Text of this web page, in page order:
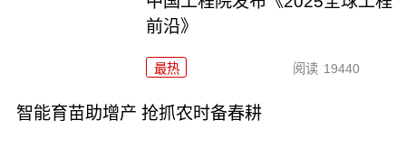
前沿》
最热 阅读 19440
智能育苗助增产 抢抓农时备春耕